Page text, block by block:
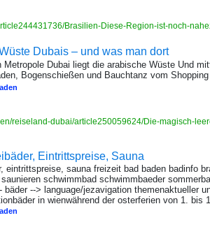
Brasilien-Diese-Region-ist-noch-
Dubais – und was man dort
Dubai liegt die arabische Wüste Und
Bogenschießen und Bauchtanz vom
reiseland-dubai/article250059624/Die-magisch-
Eintrittspreise, Sauna
eintrittspreise, sauna freizeit bad baden badinfo
schwimmbad schwimmbaeder
bäder --> language/jezavigation themenaktueller
in wienwährend der osterferien von 1. bis